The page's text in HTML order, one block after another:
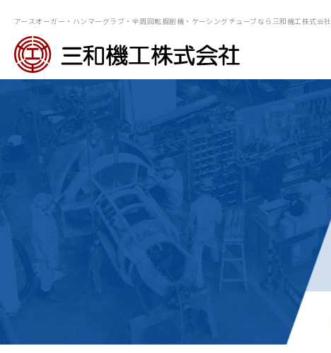
アースオーガー・ハンマーグラブ・全周回転掘削機・ケーシングチューブなら三和機⼯株式会社